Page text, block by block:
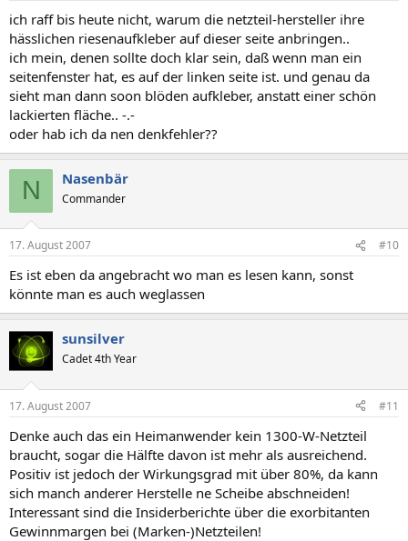
ich raff bis heute nicht, warum die netzteil-hersteller ihre
hässlichen riesenaufkleber auf dieser seite anbringen..
ich mein, denen sollte doch klar sein, daß wenn man ein
seitenfenster hat, es auf der linken seite ist. und genau da
sieht man dann soon blöden aufkleber, anstatt einer schön
lackierten fläche.. -.-
oder hab ich da nen denkfehler??
N Nasenbär
Commander
17. August 2007 #10
Es ist eben da angebracht wo man es lesen kann, sonst
könnte man es auch weglassen
sunsilver
Cadet 4th Year
17. August 2007 #11
Denke auch das ein Heimanwender kein 1300-W-Netzteil
braucht, sogar die Hälfte davon ist mehr als ausreichend.
Positiv ist jedoch der Wirkungsgrad mit über 80%, da kann
sich manch anderer Herstelle ne Scheibe abschneiden!
Interessant sind die Insiderberichte über die exorbitanten
Gewinnmargen bei (Marken-)Netzteilen!